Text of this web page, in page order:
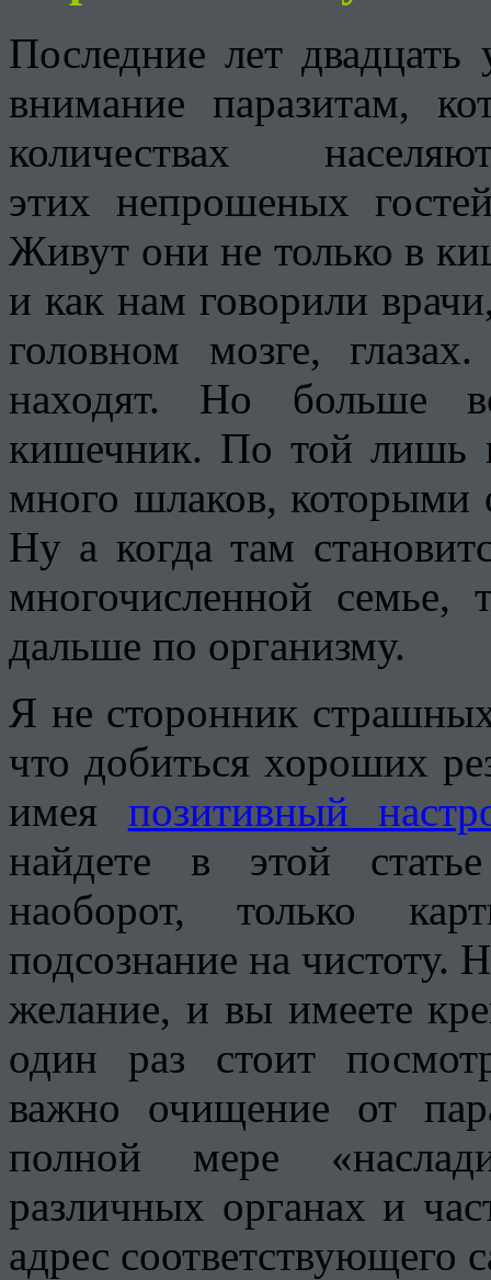
Последние лет
внимание паразитам,
количествах
этих непрошеных
Живут они не только в
и как нам говорили
головном мозге,
находят. Но больше
кишечник. По той лишь
много шлаков, которыми
Ну а когда там
многочисленной семье,
дальше по организму.
Я не сторонник
что добиться хороших
имея позитивный
найдете в этой
наоборот, только
подсознание на чистоту.
желание, и вы имеете
один раз стоит
важно очищение от
полной мере
различных органах и
адрес соответствующего